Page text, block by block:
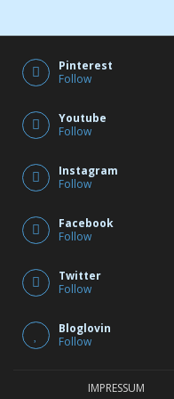
Pinterest
Follow
Youtube
Follow
Instagram
Follow
Facebook
Follow
Twitter
Follow
Bloglovin
Follow
IMPRESSUM